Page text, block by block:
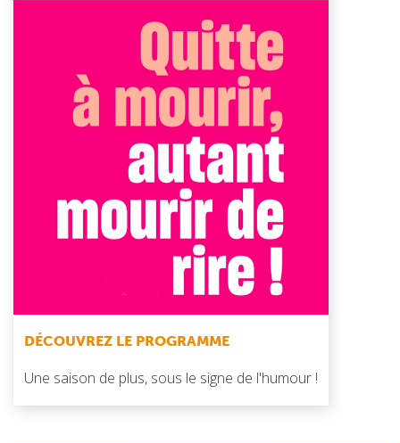
DÉCOUVREZ LE PROGRAMME
Une saison de plus, sous le signe de l'humour !